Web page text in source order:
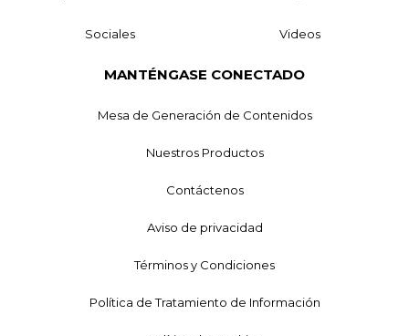
Sociales Videos
MANTÉNGASE CONECTADO
Mesa de Generación de Contenidos
Nuestros Productos
Contáctenos
Aviso de privacidad
Términos y Condiciones
Política de Tratamiento de Información